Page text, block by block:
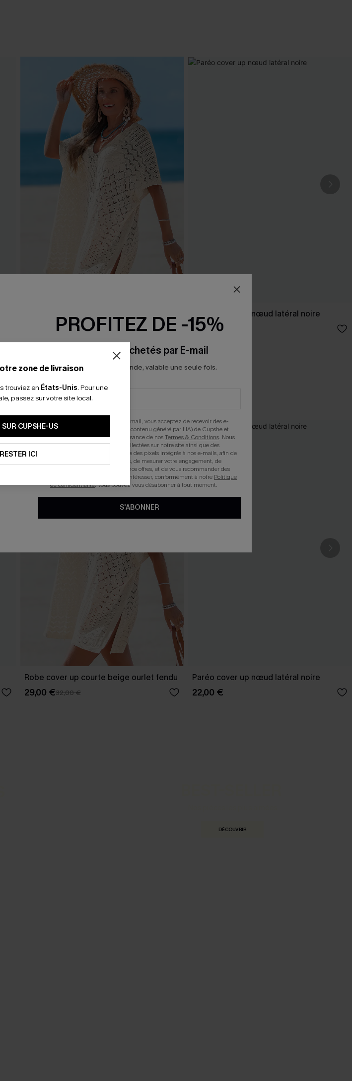
32,00 €
Paréo cover up nœud latéral noire
22,00 €
Robe cover up courte beige ourlet fendu
29,00 €32,00 €
Paréo cover up nœud latéral noire
22,00 €
DÉCOUVRIR
zone de livraison
trouviez en États-Unis. Pour une
passez sur votre site local.
SUR CUPSHE-US
RESTER ICI
PROFITEZ DE -15%
-15% dès 2 Achetés par E-mail
*Un code par commande, valable une seule fois.
En soumettant votre adresse e-mail, vous acceptez de recevoir des e-
mails marketing (y compris du contenu généré par l'IA) de Cupshe et
reconnaissez avoir pris connaissance de nosTermes & Conditions. Nous
pouvons utiliser les données collectées sur notre site ainsi que des
technologies de suivi, telles que des pixels intégrés à nos e-mails, afin de
savoir si ceux-ci ont été ouverts, de mesurer votre engagement, de
personnaliser nos contenus et nos offres, et de vous recommander des
produits susceptibles de vous intéresser, conformément à notre Politique
de confidentialité. Vous pouvez vous désabonner à tout moment.
S'ABONNER